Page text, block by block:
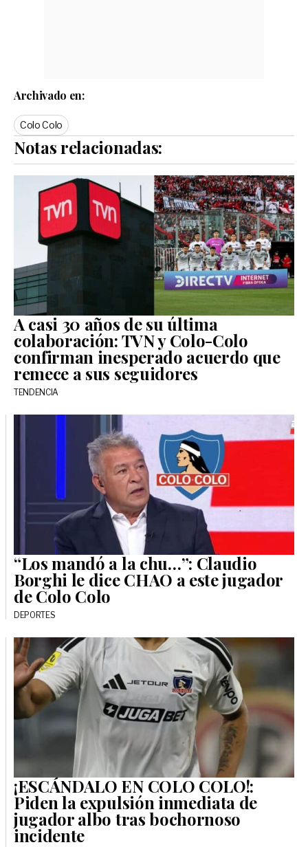
Archivado en:
Colo Colo
Notas relacionadas:
A casi 30 años de su última
colaboración: TVN y Colo-Colo
confirman inesperado acuerdo que
remece a sus seguidores
TENDENCIA
“Los mandó a la chu…”: Claudio
Borghi le dice CHAO a este jugador
de Colo Colo
DEPORTES
¡ESCÁNDALO EN COLO COLO!:
Piden la expulsión inmediata de
jugador albo tras bochornoso
incidente